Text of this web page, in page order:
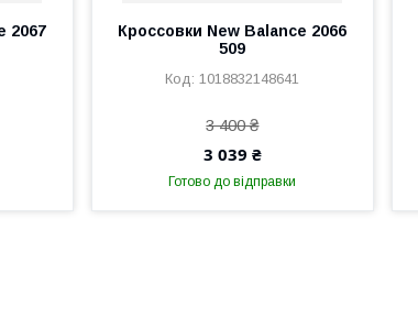
2067
Кроссовки New Balance 2066
509
1018832148641
3 400 ₴
3 039 ₴
Готово до відправки